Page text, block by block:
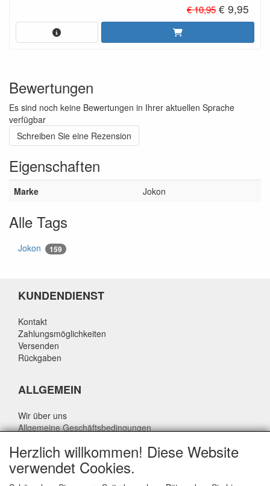
€ 10,95€ 9,95
Bewertungen
Es sind noch keine Bewertungen in Ihrer aktuellen Sprache
verfügbar
Schreiben Sie eine Rezension
Eigenschaften
Marke Jokon
Alle Tags
Jokon 159
KUNDENDIENST
Kontakt
Zahlungsmöglichkeiten
Versenden
Rückgaben
ALLGEMEIN
Wir über uns
Allgemeine Geschäftsbedingungen
Haftungsausschluss
Über Rik Thijssen
Herzlich willkommen! Diese Website
verwendet Cookies.